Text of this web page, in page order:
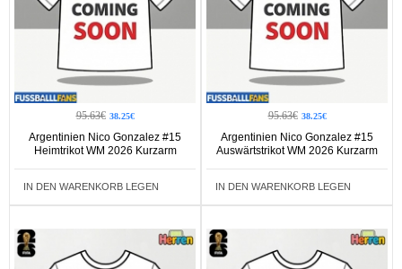
95.63€ 38.25€
Argentinien Nico Gonzalez #15
Heimtrikot WM 2026 Kurzarm
IN DEN WARENKORB LEGEN
95.63€ 38.25€
Argentinien Nico Gonzalez #15
Auswärtstrikot WM 2026 Kurzarm
IN DEN WARENKORB LEGEN